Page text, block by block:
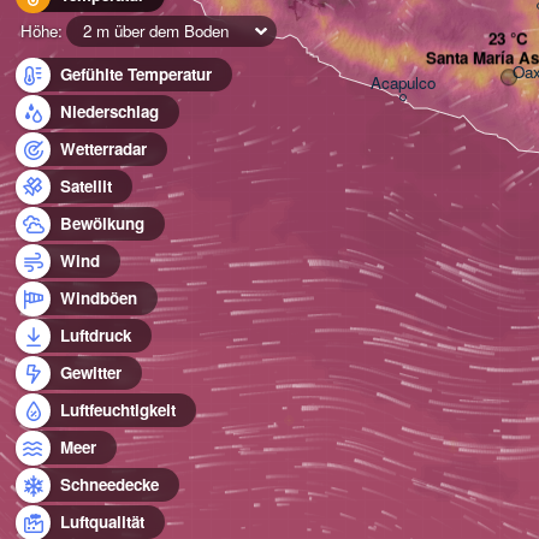
Höhe:
2 m über dem Boden
Gefühlte Temperatur
Niederschlag
Wetterradar
Satellit
Bewölkung
Wind
Windböen
Luftdruck
Gewitter
Luftfeuchtigkeit
Meer
Schneedecke
Luftqualität
Acapulco
Santa María